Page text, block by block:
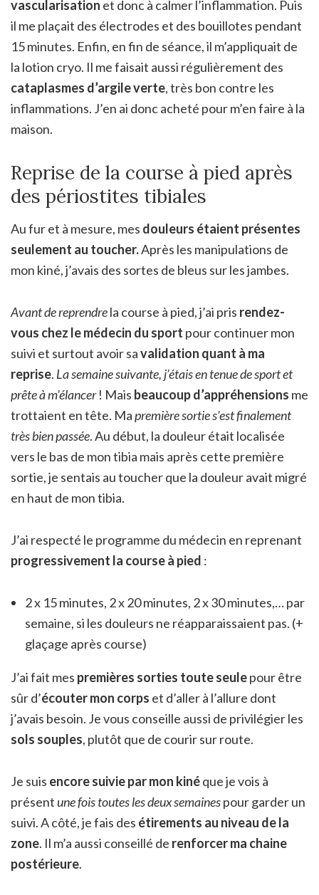
vascularisation et donc à calmer l’inflammation. Puis
il me plaçait des électrodes et des bouillotes pendant
15 minutes. Enfin, en fin de séance, il m’appliquait de
la lotion cryo. Il me faisait aussi régulièrement des
cataplasmes d’argile verte, très bon contre les
inflammations. J’en ai donc acheté pour m’en faire à la
maison.
Reprise de la course à pied après
des périostites tibiales
Au fur et à mesure, mes douleurs étaient présentes
seulement au toucher.Après les manipulations de
mon kiné, j’avais des sortes de bleus sur les jambes.
Avant de reprendrela course à pied, j’ai pris rendez-
vous chez le médecin du sport pour continuer mon
suivi et surtout avoir savalidation quant à ma
reprise. La semaine suivante, j’étais en tenue de sport et
prête à m’élancer! Mais beaucoup d’appréhensions me
trottaient en tête. Mapremière sortie s’est finalement
très bien passée. Au début, la douleur était localisée
vers le bas de mon tibia mais après cette première
sortie, je sentais au toucher que la douleur avait migré
en haut de mon tibia.
J’ai respecté le programme du médecin en reprenant
progressivement la course à pied :
2 x 15 minutes, 2 x 20 minutes, 2 x 30 minutes,… par
semaine, si les douleurs ne réapparaissaient pas. (+
glaçage après course)
J’ai fait mes premières sorties toute seulepour être
sûr d’écouter mon corps et d’aller à l’allure dont
j’avais besoin. Je vous conseille aussi de privilégier les
sols souples, plutôt que de courir sur route.
Je suis encore suivie par mon kinéque je vois à
présentune fois toutes les deux semainespour garder un
suivi. A côté, je fais des étirements au niveau de la
zone. Il m’a aussi conseillé de renforcer ma chaine
postérieure.